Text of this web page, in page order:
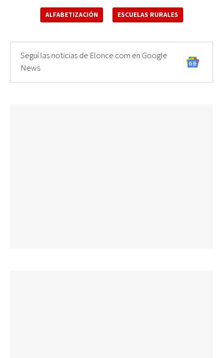
ALFABETIZACIÓN ESCUELAS RURALES
Seguí las noticias de Elonce.com en Google
News